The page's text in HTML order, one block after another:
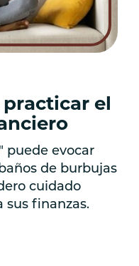
el
puede evocar
de burbujas
cuidado
sus finanzas.